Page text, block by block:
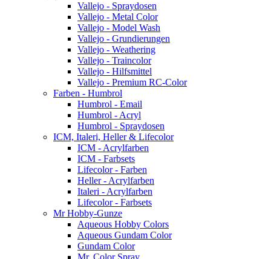
Vallejo - Spraydosen
Vallejo - Metal Color
Vallejo - Model Wash
Vallejo - Grundierungen
Vallejo - Weathering
Vallejo - Traincolor
Vallejo - Hilfsmittel
Vallejo - Premium RC-Color
Farben - Humbrol
Humbrol - Email
Humbrol - Acryl
Humbrol - Spraydosen
ICM, Italeri, Heller & Lifecolor
ICM - Acrylfarben
ICM - Farbsets
Lifecolor - Farben
Heller - Acrylfarben
Italeri - Acrylfarben
Lifecolor - Farbsets
Mr Hobby-Gunze
Aqueous Hobby Colors
Aqueous Gundam Color
Gundam Color
Mr. Color Spray